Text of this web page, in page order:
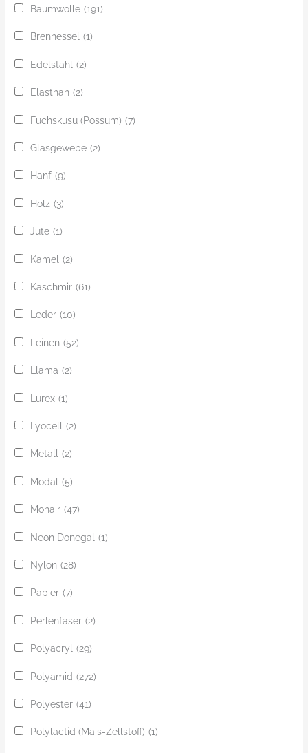
Baumwolle (191)
Brennessel (1)
Edelstahl (2)
Elasthan (2)
Fuchskusu (Possum) (7)
Glasgewebe (2)
Hanf (9)
Holz (3)
Jute (1)
Kamel (2)
Kaschmir (61)
Leder (10)
Leinen (52)
Llama (2)
Lurex (1)
Lyocell (2)
Metall (2)
Modal (5)
Mohair (47)
Neon Donegal (1)
Nylon (28)
Papier (7)
Perlenfaser (2)
Polyacryl (29)
Polyamid (272)
Polyester (41)
Polylactid (Mais-Zellstoff) (1)